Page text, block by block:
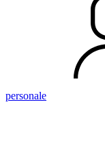
personale